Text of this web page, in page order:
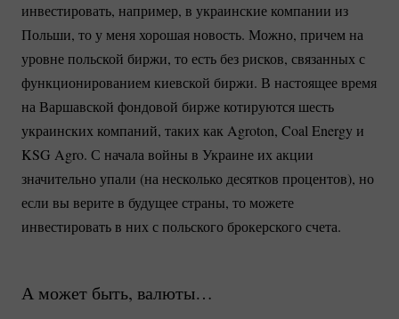
инвестировать, например, в украинские компании из
Польши, то у меня хорошая новость. Можно, причем на
уровне польской биржи, то есть без рисков, связанных с
функционированием киевской биржи. В настоящее время
на Варшавской фондовой бирже котируются шесть
украинских компаний, таких как Agroton, Coal Energy и
KSG Agro. С начала войны в Украине их акции
значительно упали (на несколько десятков процентов), но
если вы верите в будущее страны, то можете
инвестировать в них с польского брокерского счета.
А может быть, валюты…